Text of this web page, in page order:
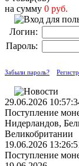
на сумму 0 руб.
Логин:
Пароль:
Забыли пароль?
29.06.2026
Поступление
Нидерландов,
Великобритании
19.06.2026
Поступление